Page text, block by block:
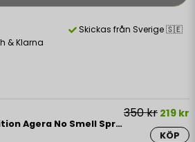
Skickas från Sverige 🇸🇪
& Klarna
Maxa Sport Edition Agera No Smell Spray 500 ml
350 kr 219 kr
KÖP